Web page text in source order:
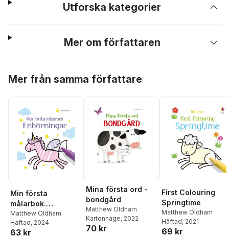
Utforska kategorier
Mer om författaren
Mer från samma författare
Min första
målarbok.
Enhörningar
Matthew Oldham
Häftad, 2024
63 kr
Mina första ord -
bondgård
Matthew Oldham
Kartonnage, 2022
70 kr
First Colouring
Springtime
Matthew Oldham
Häftad, 2021
69 kr